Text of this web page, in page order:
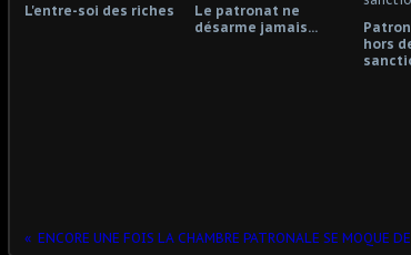
L'entre-soi des riches
Le patronat ne
désarme jamais...
hors